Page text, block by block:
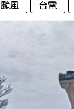
颱風 台電